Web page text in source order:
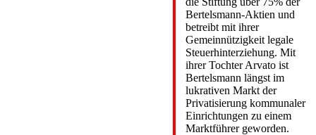
Bertelsmann-Aktien und
betreibt mit ihrer
Gemeinnützigkeit legale
Steuerhinterziehung. Mit
ihrer Tochter Arvato ist
Bertelsmann längst im
lukrativen Markt der
Privatisierung kommunaler
Einrichtungen zu einem
Marktführer geworden.